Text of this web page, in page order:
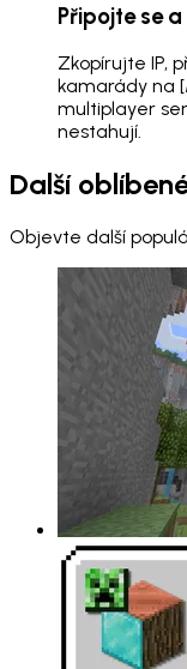
Připojte se
Zkopírujte IP,
kamarády na
multiplayer
nestahují.
Další
Objevte další